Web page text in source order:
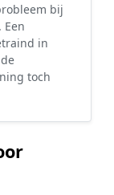
bij
in
toch